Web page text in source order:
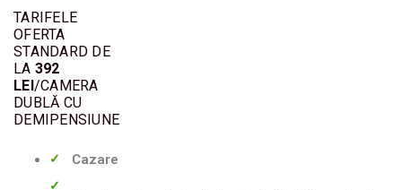
TARIFELE
OFERTA
STANDARD DE
LA 392
LEI/CAMERA
DUBLĂ CU
DEMIPENSIUNE
Cazare